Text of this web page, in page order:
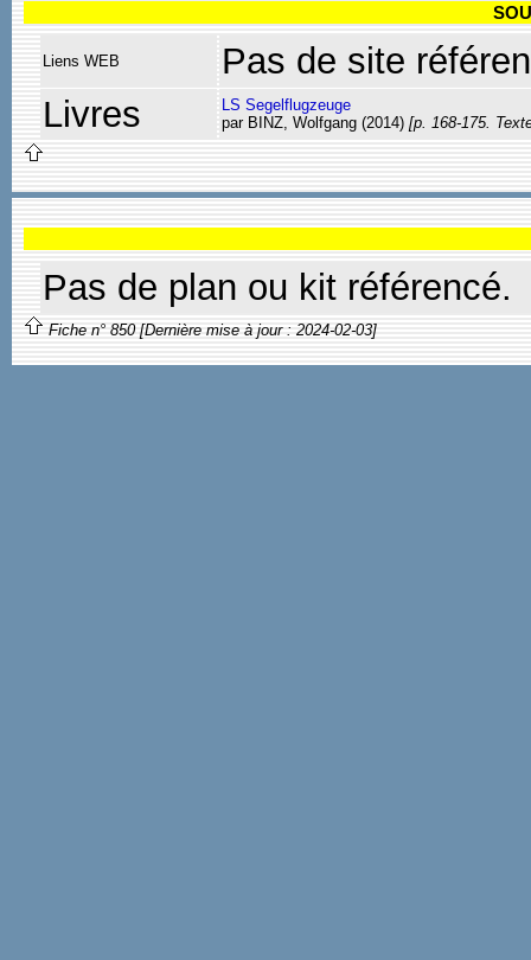
Liens WEB
Pas de site
Livres
LS Segelflugzeuge
par BINZ, Wolfgang (2014) [p. 168-175.
Pas de plan ou kit référencé.
Fiche n° 850 [Dernière mise à jour : 2024-02-03]